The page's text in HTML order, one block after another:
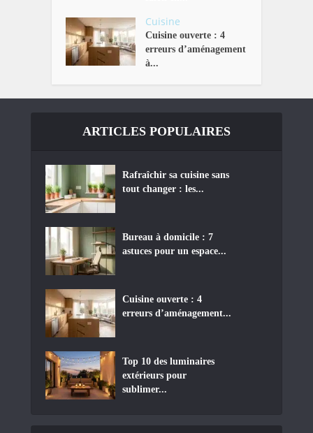
Cuisine
Cuisine ouverte : 4
erreurs d’aménagement
à...
ARTICLES POPULAIRES
Rafraîchir sa cuisine sans
tout changer : les...
Bureau à domicile : 7
astuces pour un espace...
Cuisine ouverte : 4
erreurs d’aménagement...
Top 10 des luminaires
extérieurs pour
sublimer...